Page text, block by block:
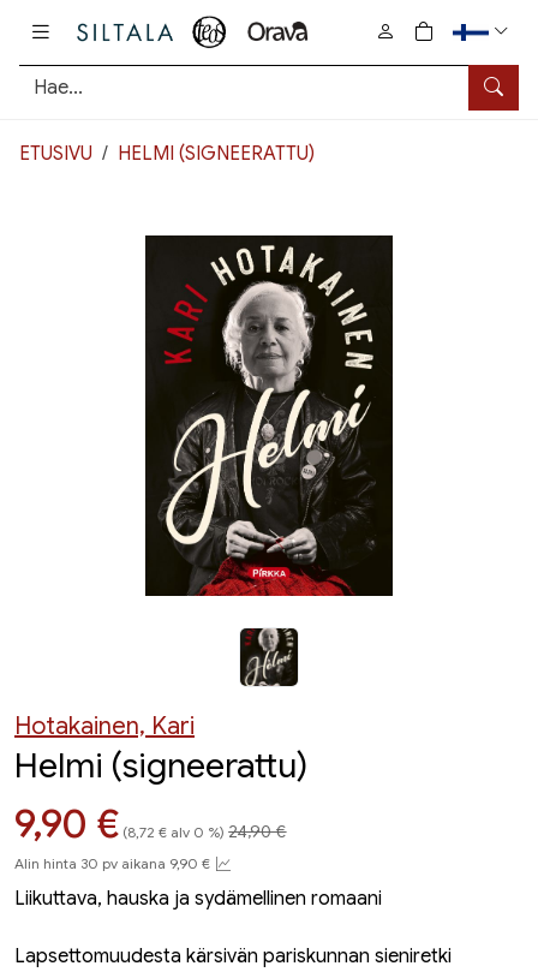
Hae
0
tuotetta
ETUSIVU HELMI (SIGNEERATTU)
Hotakainen, Kari
Helmi (signeerattu)
Hinta nyt
9,90 € (8,72 € alv 0 %) 24,90 €
Alin hinta 30 pv aikana 9,90 €
Liikuttava, hauska ja sydämellinen romaani
Lapsettomuudesta kärsivän pariskunnan sieniretki